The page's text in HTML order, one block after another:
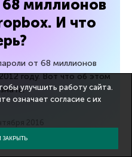
миллионов
И что
от 68 миллионов
году. Вот что об этом
улучшить работу сайта.
означает согласие с их
ЗАКРЫТЬ